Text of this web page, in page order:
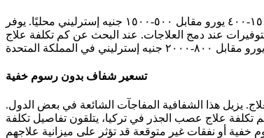
يوفر المرضى في المملكة المتحدة حوالي ٣٠٠-١١٠٠ جنيه إسترليني لكل علاج عصب جذر عند اختيار تركيا، مع تكلفة علاج عصب الجذر في تركيا بين ١٥٠-٤٠٠ يورو مقابل ٥٠٠-١٥٠٠ جنيه إسترليني محليًا. يوفر
٥٠-٦٥٪ مقارنة بأسواقهم المحلية. تتضاعف هذه التوفيرات عند دمج العلاجات. عند البحث عن كم تكلفة علاج
تسعير شفاف بدون رسوم خفية
يزيل هذا الشفافية المفاجآت الشائعة في بعض الدول.
تكلفة علاج عصب الجذر في تركيا، يتلقون تفاصيل تكلفة